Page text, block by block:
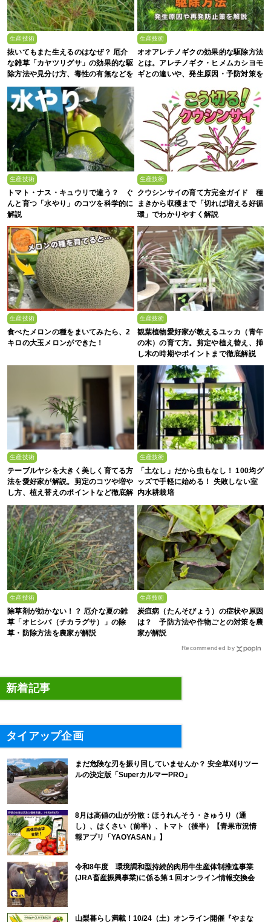
生産技術
抜いてもまた生えるのはなぜ？ 厄介
な雑草「カヤツリグサ」の効果的な駆
除方法や見分け方、毒性の有無などを
農家が解説
生産技術
オオアレチノギクの効果的な駆除方法
とは。アレチノギク・ヒメムカシヨモ
ギとの違いや、発生原因・予防対策を
生産技術
トマト・ナス・キュウリで違う？ ぐ
んと育つ「水やり」のコツを科学的に
解説
生産技術
クウシンサイの育て方完全ガイド 種
まきから収穫まで「切れば増える好循
環」でわかりやすく解説
生産技術
食べたメロンの種をまいてみたら、2
キロの大玉メロンができた！
生産技術
観葉植物愛好家が教えるユッカ（青年
の木）の育て方。剪定や植え替え、挿
し木の時期やポイントまで徹底解説
生産技術
テーブルヤシを大きく美しく育てる方
法を愛好家が解説。剪定のコツや増や
し方、植え替えのポイントなど徹底解
剖
生産技術
「土なし」だから虫もなし！ 100均グ
ッズで手軽に始める！ 失敗しない室
内水耕栽培
生産技術
除草剤が効かない！？ 厄介な夏の雑
草「オヒシバ（チカラグサ）」の除
草・防除方法を農家が解説
生産技術
炭疽病（たんそびょう）の症状や原因
は？ 予防方法や作物ごとの対策を農
家が解説
Recommended by
新着記事
タイアップ企画
まだ危険な刃を振り回していませんか？ 安全草刈りツー
ルの決定版「SuperカルマーPRO」
8月は高値の山が分散：ほうれんそう・きゅうり（通
し）、はくさい（前半）、トマト（後半）【青果市況情
報アプリ「YAOYASAN」】
令和8年度 環境調和型持続的肉用牛生産体制推進事業
(JRA畜産振興事業)に係る第１回オンライン情報交換会
山梨暮らし満載！10/24（土）オンライン開催『やまな